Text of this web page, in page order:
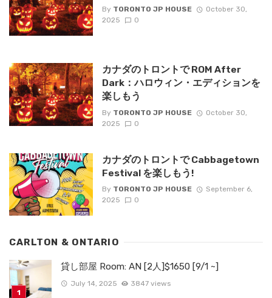
By TORONTO JP HOUSE
October 30,
2025
0
カナダのトロントで ROM After
Dark：ハロウィン・エディションを
楽しもう
By TORONTO JP HOUSE
October 30,
2025
0
カナダのトロントで Cabbagetown
Festival を楽しもう!
By TORONTO JP HOUSE
September 6,
2025
0
CARLTON & ONTARIO
貸し部屋 Room: AN [2人]$1650 [9/1 ~]
July 14, 2025 3847 views